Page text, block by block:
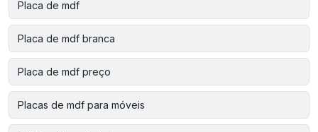
Placa de mdf
Placa de mdf branca
Placa de mdf preço
Placas de mdf para móveis